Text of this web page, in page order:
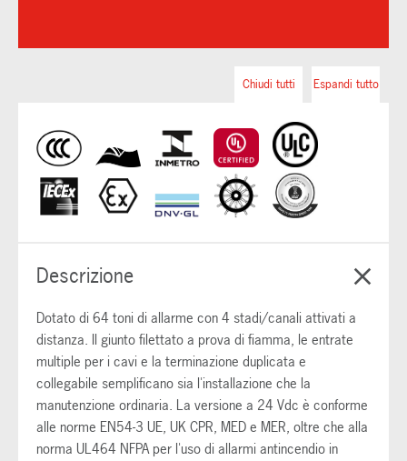
Espandi tutto
Chiudi tutti
Descrizione
Dotato di 64 toni di allarme con 4 stadi/canali attivati a
distanza. Il giunto filettato a prova di fiamma, le entrate
multiple per i cavi e la terminazione duplicata e
collegabile semplificano sia l'installazione che la
manutenzione ordinaria. La versione a 24 Vdc è conforme
alle norme EN54-3 UE, UK CPR, MED e MER, oltre che alla
norma UL464 NFPA per l'uso di allarmi antincendio in